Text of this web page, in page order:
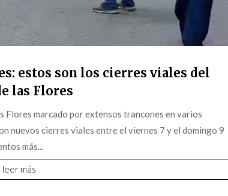
estos son los cierres viales del
las Flores
Flores marcado por extensos trancones en varios
nuevos cierres viales entre el viernes 7 y el domingo 9
más...
leer más